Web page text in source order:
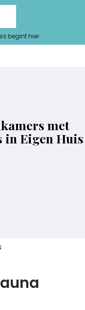
begint hier.
met
in Eigen Huis